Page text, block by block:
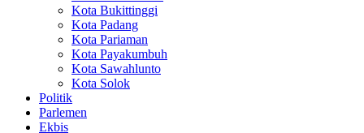
Kota Bukittinggi
Kota Padang
Kota Pariaman
Kota Payakumbuh
Kota Sawahlunto
Kota Solok
Politik
Parlemen
Ekbis